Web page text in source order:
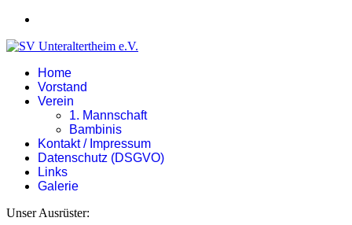
Home
Vorstand
Verein
1. Mannschaft
Bambinis
Kontakt / Impressum
Datenschutz (DSGVO)
Links
Galerie
Unser Ausrüster: